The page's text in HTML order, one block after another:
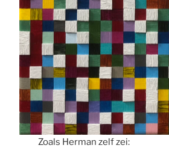
Zoals Herman zelf zei: